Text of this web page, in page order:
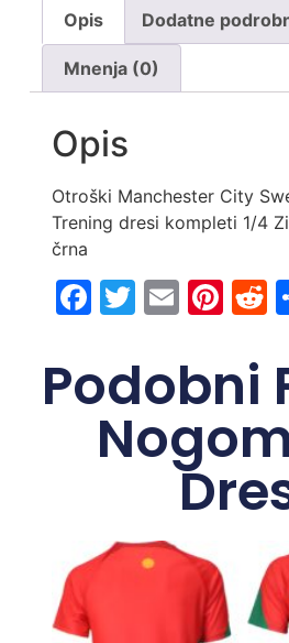
Opis Dodatne
Mnenja (0)
Opis
Otroški Manchester City
Trening dresi kompleti 1/4
črna
Facebook
Twitter
Email
Podobni